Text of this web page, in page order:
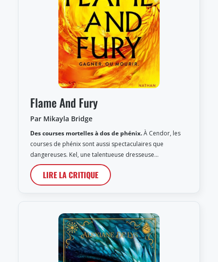
Flame And Fury
Par Mikayla Bridge
Des courses mortelles à dos de phénix.À Cendor, les
courses de phénix sont aussi spectaculaires que
dangereuses. Kel, une talentueuse dresseuse…
LIRE LA CRITIQUE